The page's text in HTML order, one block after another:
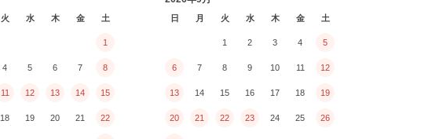
火 水 木 金 土
1
4 5 6 7 8
11 12 13 14 15
18 19 20 21 22
日 月 火 水 木 金 土
1 2 3 4 5
6 7 8 9 10 11 12
13 14 15 16 17 18 19
20 21 22 23 24 25 26